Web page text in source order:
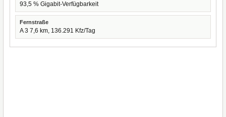
93,5 % Gigabit-Verfügbarkeit
Fernstraße
A 3 7,6 km, 136.291 Kfz/Tag